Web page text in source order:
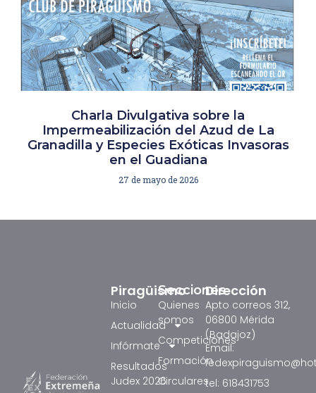
Charla Divulgativa sobre la
Impermeabilización del Azud de La
Granadilla y Especies Exóticas Invasoras
en el Guadiana
27 de mayo de 2026
Secciones
Quienes
somos
Competiciones
Formación
Circulares
Piragüismo
Inicio
Actualidad
Infórmate
Resultados
Judex 2026
Dirección
Apto correos 312,
06800 Mérida
(Badajoz)
Email:
tel: 618431753